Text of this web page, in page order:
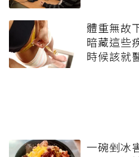
體重無故
暗藏這些
時候該就
一碗剉冰